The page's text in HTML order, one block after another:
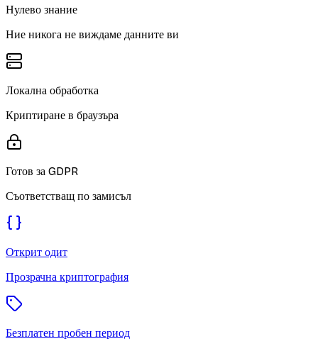
Нулево знание
Ние никога не виждаме данните ви
Локална обработка
Криптиране в браузъра
Готов за GDPR
Съответстващ по замисъл
Открит одит
Прозрачна криптография
Безплатен пробен период